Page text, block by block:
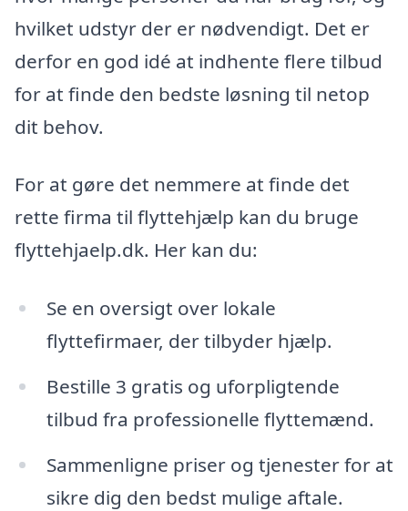
hvilket udstyr der er nødvendigt. Det er
derfor en god idé at indhente flere tilbud
for at finde den bedste løsning til netop
dit behov.
For at gøre det nemmere at finde det
rette firma til flyttehjælp kan du bruge
flyttehjaelp.dk. Her kan du:
Se en oversigt over lokale
flyttefirmaer, der tilbyder hjælp.
Bestille 3 gratis og uforpligtende
tilbud fra professionelle flyttemænd.
Sammenligne priser og tjenester for at
sikre dig den bedst mulige aftale.